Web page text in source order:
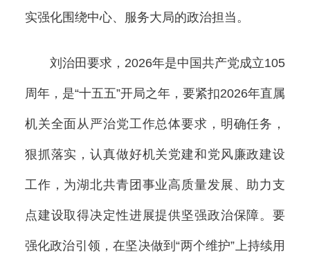
实强化围绕中心、服务大局的政治担当。
刘治田要求，2026年是中国共产党成立105
周年，是“十五五”开局之年，要紧扣2026年直属
机关全面从严治党工作总体要求，明确任务，
狠抓落实，认真做好机关党建和党风廉政建设
工作，为湖北共青团事业高质量发展、助力支
点建设取得决定性进展提供坚强政治保障。要
强化政治引领，在坚决做到“两个维护”上持续用